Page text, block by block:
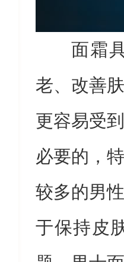
面霜
老、改善
更容易受
必要的，
较多的男
于保持皮